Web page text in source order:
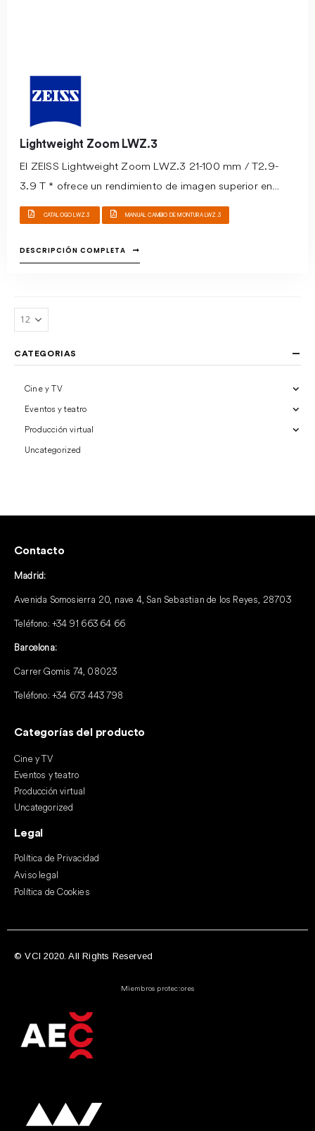
Lightweight Zoom LWZ.3
El ZEISS Lightweight Zoom LWZ.3 21-100 mm / T2.9-
3.9 T * ofrece un rendimiento de imagen superior en
cualquier situación. Un zoom ligero y versátil para
sensores Super 35.
CATALOGO LWZ.3 MANUAL CAMBIO DE MONTURA LWZ.3
DESCRIPCIÓN COMPLETA
CATEGORIAS
Cine y TV
Eventos y teatro
Producción virtual
Uncategorized
Contacto
Madrid:
Avenida Somosierra 20, nave 4, San Sebastian de los Reyes, 28703
Teléfono:+34 91 663 64 66
Barcelona:
Carrer Gomis 74, 08023
Teléfono:+34 673 443 798
Categorías del producto
Cine y TV
Eventos y teatro
Producción virtual
Uncategorized
Legal
Política de Privacidad
Aviso legal
Política de Cookies
© VCI 2020. All Rights Reserved
Miembros protectores